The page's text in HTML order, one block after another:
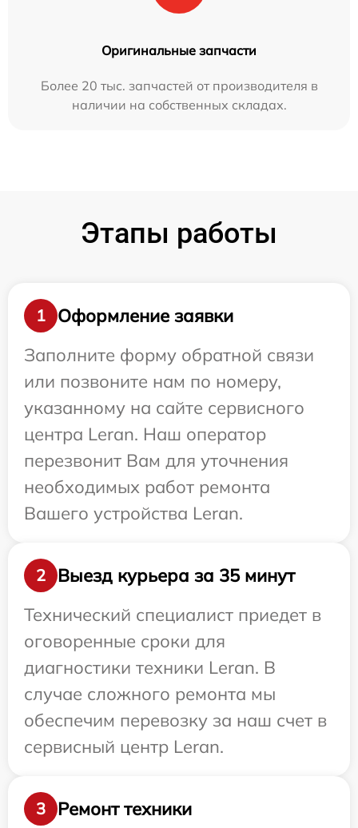
Оригинальные запчасти
Более 20 тыс. запчастей от производителя в
наличии на собственных складах.
Этапы работы
1
Оформление заявки
Заполните форму обратной связи
или позвоните нам по номеру,
указанному на сайте сервисного
центра Leran. Наш оператор
перезвонит Вам для уточнения
необходимых работ ремонта
Вашего устройства Leran.
2
Выезд курьера за 35 минут
Технический специалист приедет в
оговоренные сроки для
диагностики техники Leran. В
случае сложного ремонта мы
обеспечим перевозку за наш счет в
сервисный центр Leran.
3 Ремонт техники